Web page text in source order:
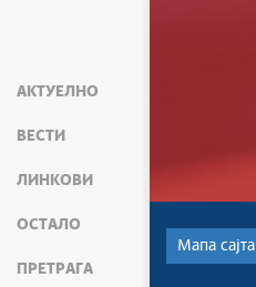
АКТУЕЛНО
ВЕСТИ
ЛИНКОВИ
ОСТАЛО
ПРЕТРАГА
Мапа сајта